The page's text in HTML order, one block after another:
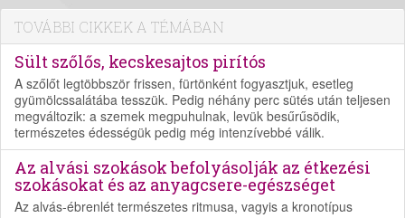
TOVÁBBI CIKKEK A TÉMÁBAN
Sült szőlős, kecskesajtos pirítós
A szőlőt legtöbbször frissen, fürtönként fogyasztjuk, esetleg
gyümölcssalátába tesszük. Pedig néhány perc sütés után teljesen
megváltozik: a szemek megpuhulnak, levük besűrűsödik,
természetes édességük pedig még intenzívebbé válik.
Az alvási szokások befolyásolják az étkezési
szokásokat és az anyagcsere-egészséget
Az alvás-ébrenlét természetes ritmusa, vagyis a kronotípus